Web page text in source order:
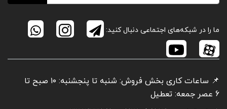
ما را در شبکه‌های اجتماعی دنبال کنید:
📌 ساعات کاری بخش فروش: شنبه تا پنجشنبه: ۱۰ صبح تا
6 عصر جمعه: تعطیل